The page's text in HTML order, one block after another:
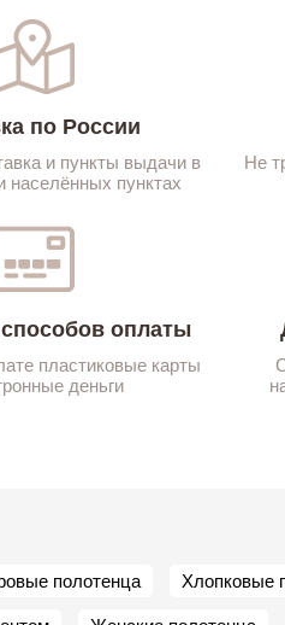
по России
и пункты выдачи в
населённых пунктах
Не
оплаты
пластиковые карты
деньги
полотенца Хлопковые